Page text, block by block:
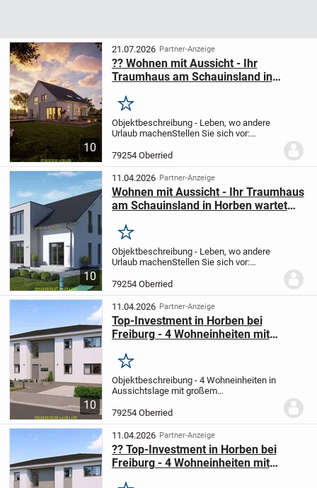
10
21.07.2026 Partner-Anzeige
?? Wohnen mit Aussicht - Ihr
Traumhaus am Schauinsland in
Merken
Objektbeschreibung - Leben, wo andere
Urlaub machenStellen Sie sich vor:
Baumwipfel. Frühstück auf der Terrasse
mit Sonne im Gesicht. Und abends die
Ruhe genießen,...
79254 Oberried
10
11.04.2026 Partner-Anzeige
Wohnen mit Aussicht - Ihr Traumhaus
am Schauinsland in Horben wartet
Merken
Objektbeschreibung - Leben, wo andere
Urlaub machenStellen Sie sich vor:
Baumwipfel. Frühstück auf der Terrasse
mit Sonne im Gesicht. Und abends die
Ruhe genießen,...
79254 Oberried
10
11.04.2026 Partner-Anzeige
Top-Investment in Horben bei
Freiburg - 4 Wohneinheiten mit
Schauinsl
Merken
Objektbeschreibung - 4 Wohneinheiten in
Aussichtslage mit großem
projektiertes Baugrundstück mit geplanter
Bebauung durch massa haus in
exzellenter Hanglage von...
79254 Oberried
11.04.2026 Partner-Anzeige
?? Top-Investment in Horben bei
Freiburg - 4 Wohneinheiten mit